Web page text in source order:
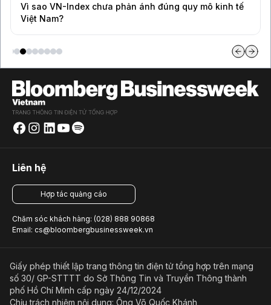
Vì sao VN-Index chưa phản ánh đúng quy mô kinh tế
Việt Nam?
Liên hệ
Hợp tác quảng cáo
Chăm sóc khách hàng: (028) 888 90868
Email: cs@bloombergbusinessweek.vn
Giấy phép thiết lập trang thông tin điện tử tổng hợp trên mạng
số 30/ GP-STTTT do Sở Thông Tin và Truyền Thông thành
phố Hồ Chí Minh cấp ngày 24/12/2024
Chịu trách nhiệm nội dung: Ông Võ Quốc Khánh